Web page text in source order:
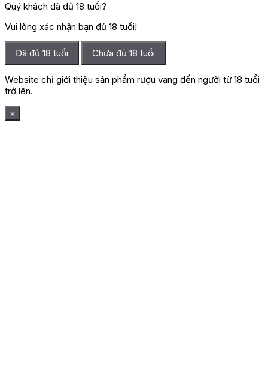
Quý khách đã đủ 18 tuổi?
Vui lòng xác nhận bạn đủ 18 tuổi!
Đã đủ 18 tuổi Chưa đủ 18 tuổi
Website chỉ giới thiệu sản phẩm rượu vang đến người từ 18 tuổi
trở lên.
×